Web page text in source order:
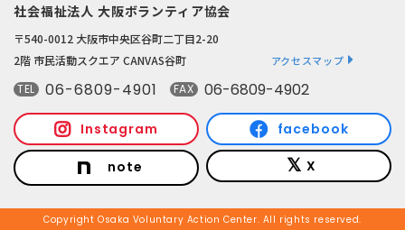
社会福祉法人 大阪ボランティア協会
〒540-0012 大阪市中央区谷町二丁目2-20
2階 市民活動スクエア CANVAS谷町
アクセスマップ
TEL 06-6809-4901 FAX 06-6809-4902
Instagram facebook
note X
Copyright Osaka Voluntary Action Center. All rights reserved.